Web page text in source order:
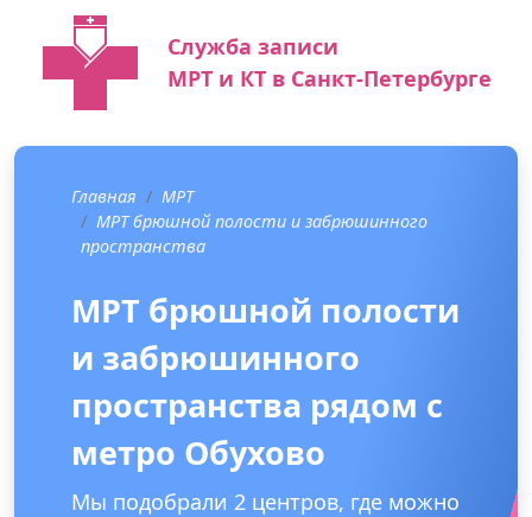
Служба записи
МРТ и КТ в Санкт-Петербурге
Главная
МРТ
МРТ брюшной полости и забрюшинного
пространства
МРТ брюшной полости
и забрюшинного
пространства рядом с
метро Обухово
Мы подобрали 2 центров, где можно